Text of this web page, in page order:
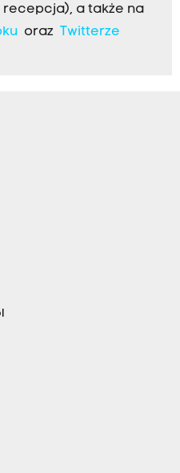
recepcja), a także na
oraz Twitterze